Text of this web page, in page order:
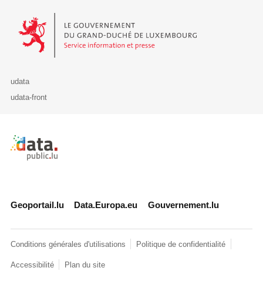
Le Gouvernement du Grand-Duché de Luxembourg - Service
udata
udata-front
Retour à l'accueil de data.public.lu
Geoportail.lu Data.Europa.eu Gouvernement.lu
Conditions générales d'utilisations Politique de confidentialité
Accessibilité Plan du site